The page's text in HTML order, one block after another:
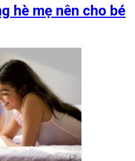
hè mẹ nên cho bé